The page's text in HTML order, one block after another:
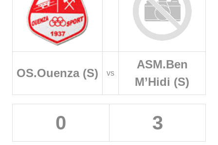
OS.Ouenza (S) vs
ASM.Ben
M’Hidi (S)
0 3